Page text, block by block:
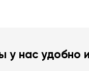
у нас удобно